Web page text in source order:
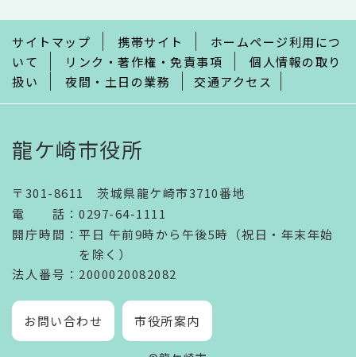
で
サイトマップ 携帯サイト
ホームページ利用につ
いて
リンク・著作権・免責事項
個人情報の取り
扱い
夜間・土日の業務 交通アクセス
龍ケ崎市役所
〒301-8611 茨城県龍ケ崎市3710番地
電話 ： 0297-64-1111
開庁時間 ： 平日 午前9時から午後5時（祝日・年末年始
を除く）
法人番号 ：2000020082082
お問い合わせ 市役所案内